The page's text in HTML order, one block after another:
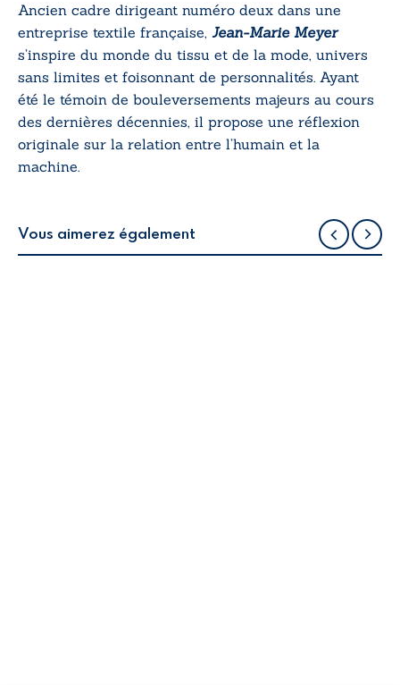
Ancien cadre dirigeant numéro deux dans une
entreprise textile française, Jean-Marie Meyer
s’inspire du monde du tissu et de la mode, univers
sans limites et foisonnant de personnalités. Ayant
été le témoin de bouleversements majeurs au cours
des dernières décennies, il propose une réflexion
originale sur la relation entre l’humain et la
machine.
Vous aimerez également